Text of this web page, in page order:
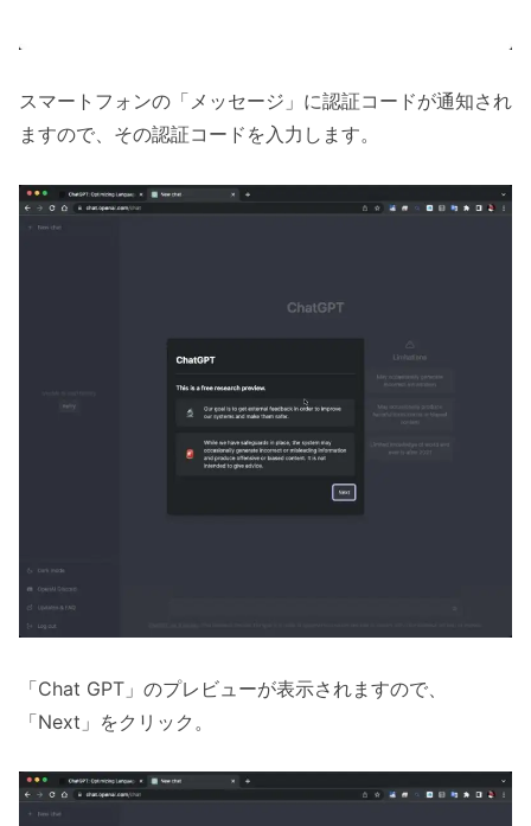
スマートフォンの「メッセージ」に認証コードが通知され
ますので、その認証コードを入力します。
「Chat GPT」のプレビューが表示されますので、
「Next」をクリック。